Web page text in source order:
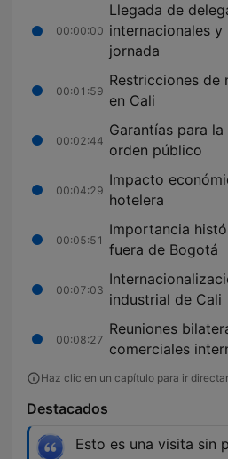
00:00:00
Llegada de
internacionales
jornada
00:01:59
Restricciones de
en Cali
00:02:44
Garantías para
orden público
00:04:29
Impacto
hotelera
00:05:51
Importancia
fuera de Bogotá
00:07:03
industrial de Cali
00:08:27
Reuniones
comerciales
Haz clic en un capítulo para ir
Destacados
Esto es una visita sin